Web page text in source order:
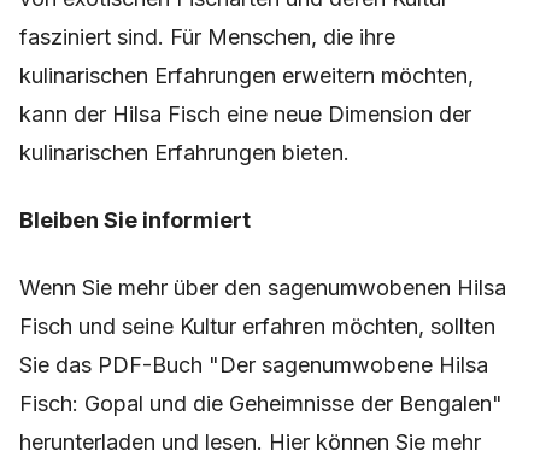
fasziniert sind. Für Menschen, die ihre
kulinarischen Erfahrungen erweitern möchten,
kann der Hilsa Fisch eine neue Dimension der
kulinarischen Erfahrungen bieten.
Bleiben Sie informiert
Wenn Sie mehr über den sagenumwobenen Hilsa
Fisch und seine Kultur erfahren möchten, sollten
Sie das PDF-Buch "Der sagenumwobene Hilsa
Fisch: Gopal und die Geheimnisse der Bengalen"
herunterladen und lesen. Hier können Sie mehr